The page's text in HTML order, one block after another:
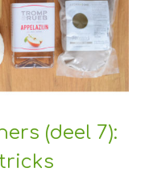
(deel 7):